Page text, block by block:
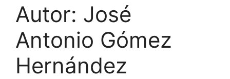
Autor: José
Antonio Gómez
Hernández